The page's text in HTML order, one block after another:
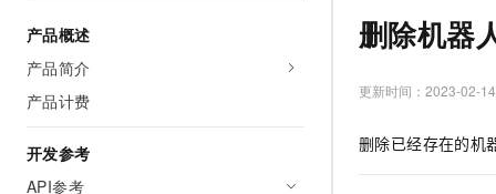
产品概述
产品简介
产品计费
开发参考
API参考
删除机器
更新时间： 2023-02-
删除已经存在的机
精选产品
计算
大模型服务与应用平台
多元化、高性能、安全可
无影云电脑
随时随地安全接入的云上
精选解决方案
互联网应用开发
上传文档即自动完成翻译
Hermes Agent，打造自
自主进化，持久记忆，越
云服务器38元/年起，超
推荐新用户得奖励，单订
云工开物
高校专属算力普惠，学生
云上成本管理
管理和优化成本
多端小程序
观测云
咨询伙伴
销售伙伴合作计划
无影生态合作计划
售后服务
自助服务
在线服务
技术领先
分析师报告